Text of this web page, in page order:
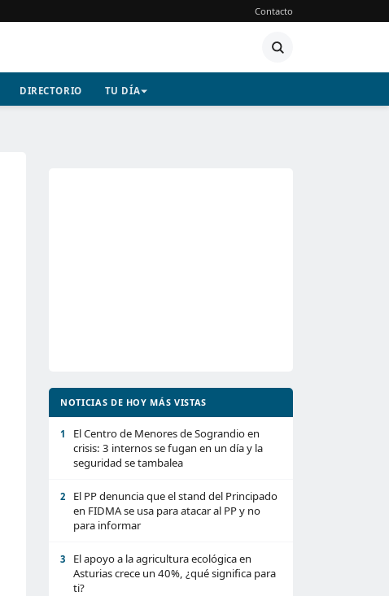
Contacto
DIRECTORIO TU DÍA
NOTICIAS DE HOY MÁS VISTAS
1
El Centro de Menores de Sograndio en
crisis: 3 internos se fugan en un día y la
seguridad se tambalea
2
El PP denuncia que el stand del Principado
en FIDMA se usa para atacar al PP y no
para informar
3
El apoyo a la agricultura ecológica en
Asturias crece un 40%, ¿qué significa para
ti?